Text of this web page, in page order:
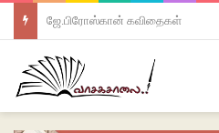
ஜே.பிரோஸ்கான் கவிதைகள்